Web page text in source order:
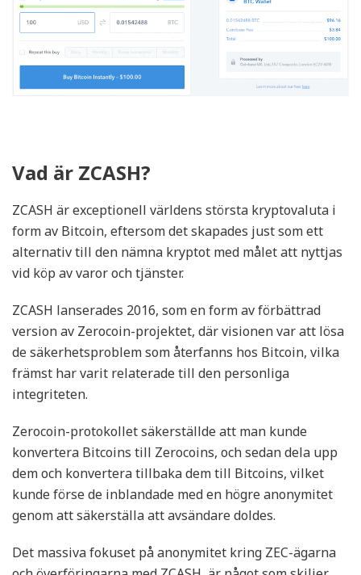
Vad är ZCASH?
ZCASH är exceptionell världens största kryptovaluta i
form av Bitcoin, eftersom det skapades just som ett
alternativ till den nämna kryptot med målet att nyttjas
vid köp av varor och tjänster.
ZCASH lanserades 2016, som en form av förbättrad
version av Zerocoin-projektet, där visionen var att lösa
de säkerhetsproblem som återfanns hos Bitcoin, vilka
främst har varit relaterade till den personliga
integriteten.
Zerocoin-protokollet säkerställde att man kunde
konvertera Bitcoins till Zerocoins, och sedan dela upp
dem och konvertera tillbaka dem till Bitcoins, vilket
kunde förse de inblandade med en högre anonymitet
genom att säkerställa att avsändare doldes.
Det massiva fokuset på anonymitet kring ZEC-ägarna